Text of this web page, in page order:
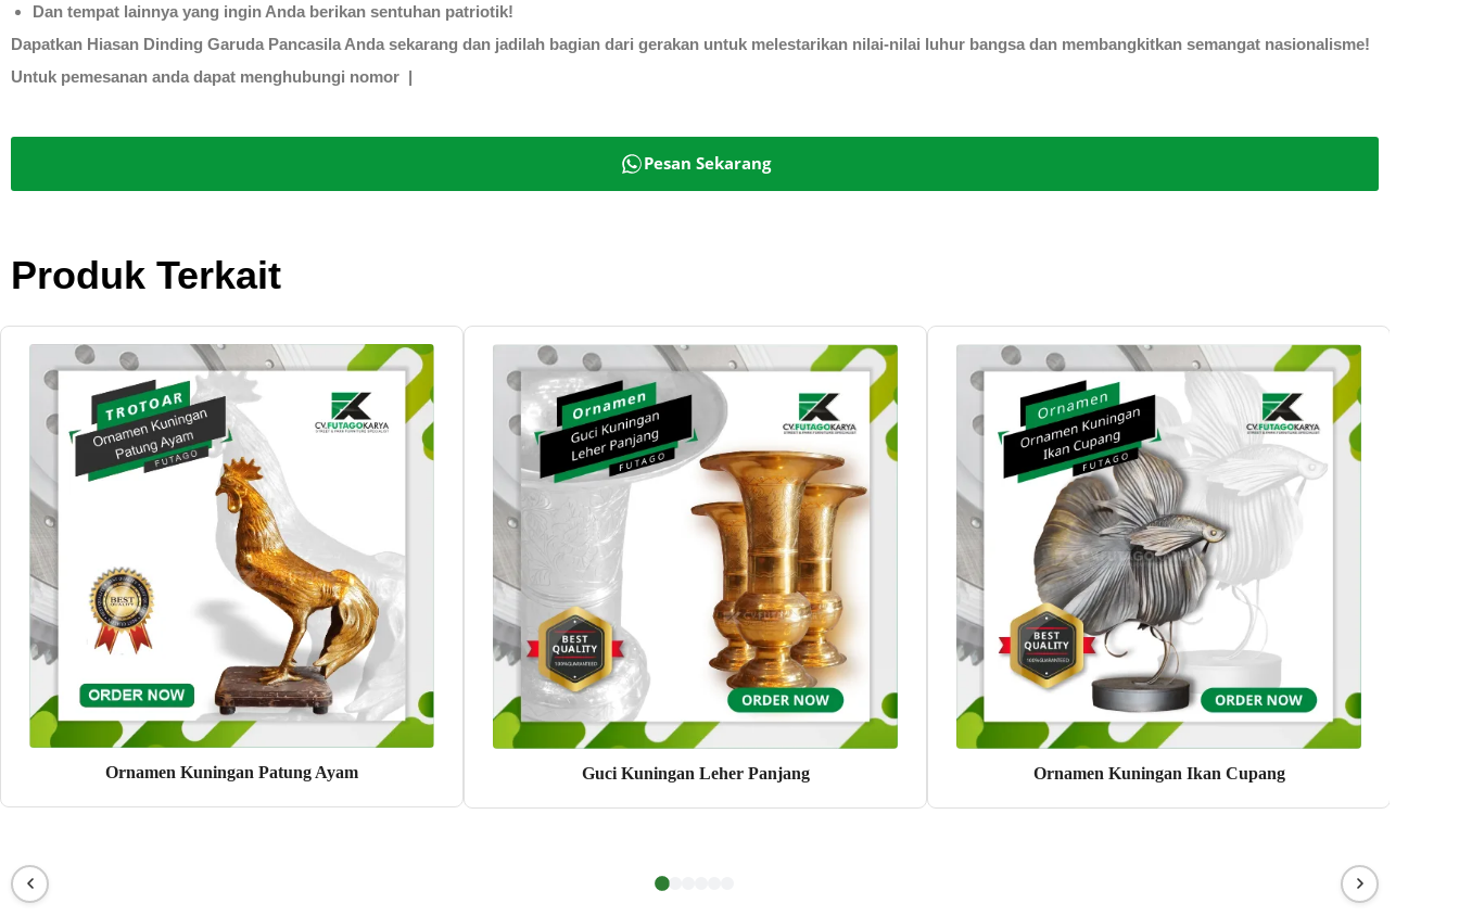
Dan tempat lainnya yang ingin Anda berikan sentuhan patriotik!
Dapatkan Hiasan Dinding Garuda Pancasila Anda sekarang dan jadilah bagian dari gerakan untuk melestarikan nilai-nilai luhur bangsa dan membangkitkan semangat nasionalisme!
Untuk pemesanan anda dapat menghubungi nomor |
Pesan Sekarang
Produk Terkait
Ornamen Kuningan Patung Ayam Guci Kuningan Leher Panjang Ornamen Kuningan Ikan Cupang